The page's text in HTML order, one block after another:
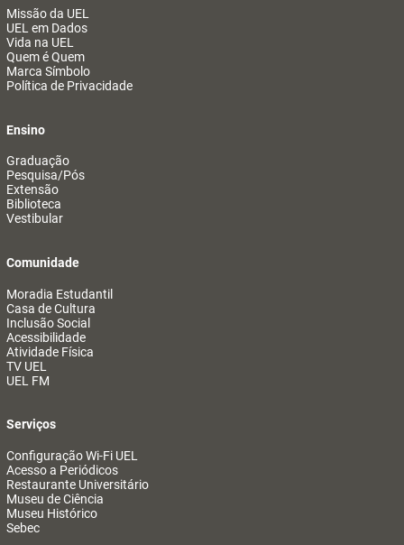
Missão da UEL
UEL em Dados
Vida na UEL
Quem é Quem
Marca Símbolo
Política de Privacidade
Ensino
Graduação
Pesquisa/Pós
Extensão
Biblioteca
Vestibular
Comunidade
Moradia Estudantil
Casa de Cultura
Inclusão Social
Acessibilidade
Atividade Física
TV UEL
UEL FM
Serviços
Configuração Wi-Fi UEL
Acesso a Periódicos
Restaurante Universitário
Museu de Ciência
Museu Histórico
Sebec